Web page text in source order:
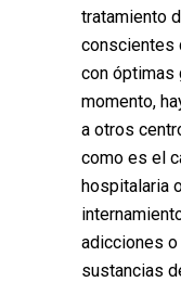
tratamiento
conscientes
con óptimas
momento,
a otros
como es el
hospitalaria
adicciones
sustancias